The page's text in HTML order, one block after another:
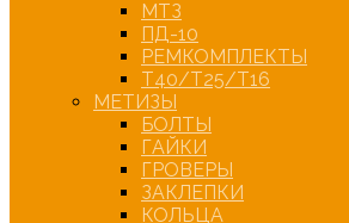
МТЗ
ПД-10
РЕМКОМПЛЕКТЫ
Т40/Т25/Т16
МЕТИЗЫ
БОЛТЫ
ГАЙКИ
ГРОВЕРЫ
ЗАКЛЕПКИ
КОЛЬЦА